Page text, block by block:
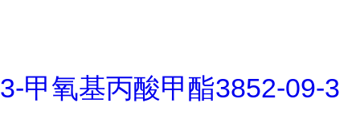
3-甲氧基丙酸甲酯3852-09-3